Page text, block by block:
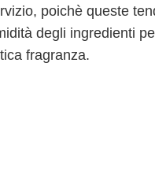
poichè queste
degli ingredienti
fragranza.